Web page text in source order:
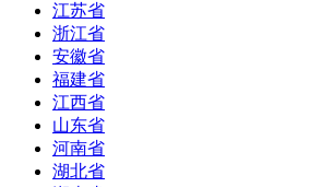
江苏省
浙江省
安徽省
福建省
江西省
山东省
河南省
湖北省